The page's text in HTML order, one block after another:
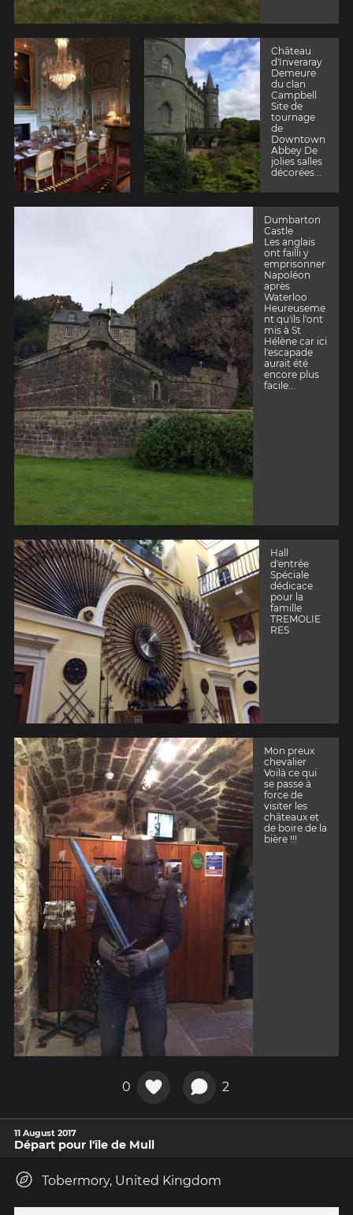
Château
d'Inveraray
Demeure
du clan
Campbell
Site de
tournage
de
Downtown
Abbey De
jolies salles
décorées...
Dumbarton
Castle
Les anglais
ont failli y
emprisonner
Napoléon
après
Waterloo
Heureuseme
nt qu'ils l'ont
mis à St
Hélène car ici
l'escapade
aurait été
encore plus
facile...
Hall
d'entrée
Spéciale
dédicace
pour la
famille
TREMOLIE
RES
Mon preux
chevalier
Voilà ce qui
se passe à
force de
visiter les
châteaux et
de boire de la
bière !!!
0 2
11 August 2017
Départ pour l'île de Mull
Tobermory, United Kingdom